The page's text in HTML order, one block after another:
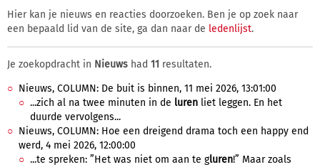
Hier kan je nieuws en reacties doorzoeken. Ben je op zoek naar
een bepaald lid van de site, ga dan naar de ledenlijst.
Je zoekopdracht in Nieuws had 11 resultaten.
Nieuws, COLUMN: De buit is binnen, 11 mei 2026, 13:01:00
...zich al na twee minuten in de luren liet leggen. En het
duurde vervolgens...
Nieuws, COLUMN: Hoe een dreigend drama toch een happy end
werd, 4 mei 2026, 12:00:00
...te spreken: ”Het was niet om aan te gluren!” Maar zoals